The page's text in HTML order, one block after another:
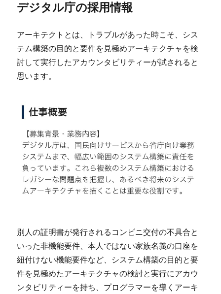
デジタル庁の採用情報
アーキテクトとは、トラブルがあった時こそ、シス
テム構築の目的と要件を見極めアーキテクチャを検
討して実行したアカウンタビリティーが試されると
思います。
別人の証明書が発行されるコンビニ交付の不具合と
いった非機能要件、本人ではない家族名義の口座を
紐付けない機能要件など、システム構築の目的と要
件を見極めたアーキテクチャの検討と実行にアカウ
ンタビリティーを持ち、プログラマーを導くアーキ